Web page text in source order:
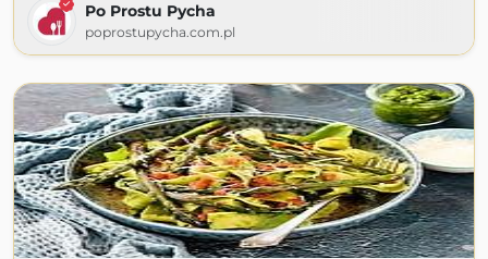
Po Prostu Pycha
poprostupycha.com.pl